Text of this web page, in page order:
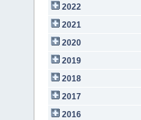
2022
2021
2020
2019
2018
2017
2016